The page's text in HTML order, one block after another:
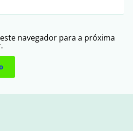
navegador para a próxima